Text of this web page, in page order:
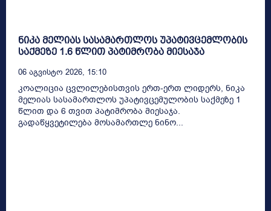
ნიკა მელიას სასამართლოს უპატივცემლობის
საქმეზე 1.6 წლით პატიმრობა მიესაჯა
06 Აგვისტო 2026, 15:10
კოალიცია ცვლილებისთვის ერთ-ერთ ლიდერს, ნიკა
მელიას სასამართლოს უპატივცემულობის საქმეზე 1
წლით და 6 თვით პატიმრობა მიესაჯა.
გადაწყვეტილება მოსამართლე ნინო...